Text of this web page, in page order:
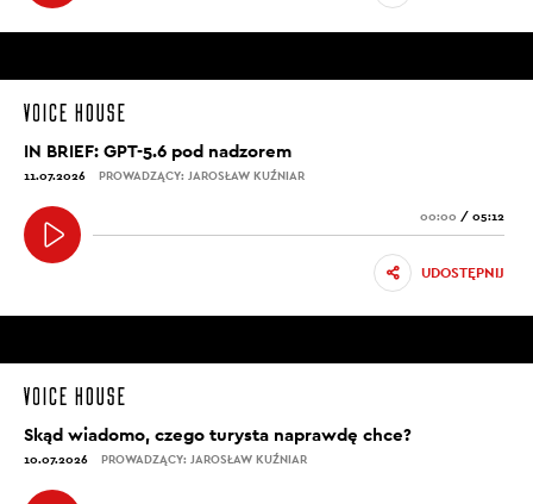
IN BRIEF: GPT-5.6 pod nadzorem
11.07.2026 PROWADZĄCY: JAROSŁAW KUŹNIAR
00:00 / 05:12
UDOSTĘPNIJ
Skąd wiadomo, czego turysta naprawdę chce?
10.07.2026 PROWADZĄCY: JAROSŁAW KUŹNIAR